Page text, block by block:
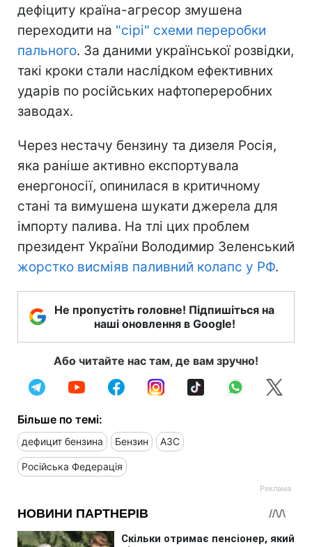
дефіциту країна-агресор змушена
переходити на "сірі" схеми переробки
пального. За даними української розвідки,
такі кроки стали наслідком ефективних
ударів по російських нафтопереробних
заводах.
Через нестачу бензину та дизеля Росія,
яка раніше активно експортувала
енергоносії, опинилася в критичному
стані та вимушена шукати джерела для
імпорту палива. На тлі цих проблем
президент України Володимир Зеленський
жорстко висміяв паливний колапс у РФ.
Не пропустіть головне! Підпишіться на
наші оновлення в Google!
Або читайте нас там, де вам зручно!
Більше по темі:
дефицит бензина Бензин АЗС
Російська Федерація